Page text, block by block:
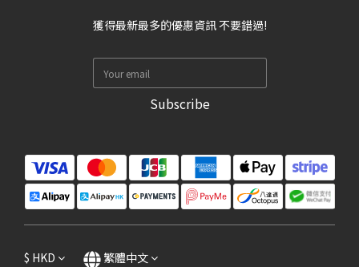
獲得最新最多的優惠資訊 不要錯過!
Subscribe
$ HKD 繁體中文